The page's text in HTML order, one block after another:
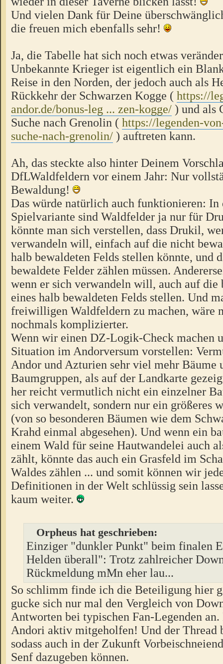
Und vielen Dank für Deine
die freuen mich ebenfalls sehr!
Ja, die Tabelle hat sich noch etwas
Unbekannte Krieger ist eigentlich ein
Reise in den Norden, der jedoch auch als
Rückkehr der Schwarzen Kogge ( https://
andor.de/bonus-leg ... zen-kogge/ ) und als
Suche nach Grenolin ( https://legenden-
suche-nach-grenolin/ ) auftreten kann.
Ah, das steckte also hinter Deinem
DfLWaldfeldern vor einem Jahr: Nur
Bewaldung!
Das würde natürlich auch funktionieren: In
Spielvariante sind Waldfelder ja nur für
könnte man sich verstellen, dass Drukil,
verwandeln will, einfach auf die nicht
halb bewaldeten Felds stellen könnte, und
bewaldete Felder zählen müssen.
wenn er sich verwandeln will, auch auf die
eines halb bewaldeten Felds stellen. Und
freiwilligen Waldfeldern zu machen, wäre
nochmals komplizierter.
Wenn wir einen DZ-Logik-Check machen
Situation im Andorversum vorstellen:
Andor und Azturien sehr viel mehr Bäume
Baumgruppen, als auf der Landkarte
her reicht vermutlich nicht ein einzelner
sich verwandelt, sondern nur ein größeres
(von so besonderen Bäumen wie dem
Krahd einmal abgesehen). Und wenn ein
einem Wald für seine Hautwandelei auch
zählt, könnte das auch ein Grasfeld im
Waldes zählen ... und somit können wir
Definitionen in der Welt schlüssig sein
kaum weiter.
Orpheus hat geschrieben:
Einziger "dunkler Punkt" beim finalen
Helden überall": Trotz zahlreicher
Rückmeldung mMn eher lau...
So schlimm finde ich die Beteiligung hier
gucke sich nur mal den Vergleich von
Antworten bei typischen Fan-Legenden
Andori aktiv mitgeholfen! Und der Thread
sodass auch in der Zukunft
Senf dazugeben können.